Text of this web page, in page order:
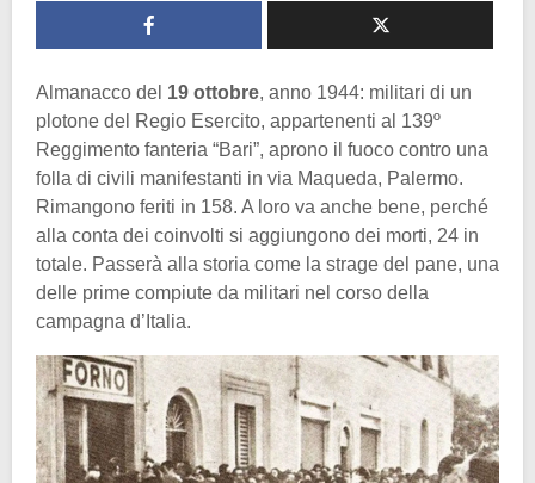
Almanacco del 19 ottobre, anno 1944: militari di un
plotone del Regio Esercito, appartenenti al 139º
Reggimento fanteria “Bari”, aprono il fuoco contro una
folla di civili manifestanti in via Maqueda, Palermo.
Rimangono feriti in 158. A loro va anche bene, perché
alla conta dei coinvolti si aggiungono dei morti, 24 in
totale. Passerà alla storia come la strage del pane, una
delle prime compiute da militari nel corso della
campagna d’Italia.